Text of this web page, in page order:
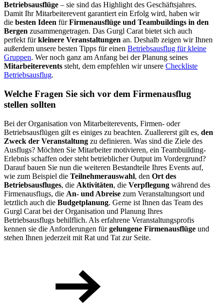
Betriebsausflüge – sie sind das Highlight des Geschäftsjahres.
Damit Ihr Mitarbeiterevent garantiert ein Erfolg wird, haben wir
die besten Ideen fürFirmenausflüge und Teambuildings in den
Bergen zusammengetragen. Das Gurgl Carat bietet sich auch
perfekt fürkleinere Veranstaltungen an. Deshalb zeigen wir Ihnen
außerdem unsere besten Tipps für einen Betriebsausflug für kleine
Gruppen. Wer noch ganz am Anfang bei der Planung seines
Mitarbeiterevents steht, dem empfehlen wir unsere Checkliste
Betriebsausflug.
Welche Fragen Sie sich vor dem Firmenausflug
stellen sollten
Bei der Organisation von Mitarbeiterevents, Firmen- oder
Betriebsausflügen gilt es einiges zu beachten. Zuallererst gilt es, den
Zweck der Veranstaltung zu definieren. Was sind die Ziele des
Ausflugs? Möchten Sie Mitarbeiter motivieren, ein Teambuilding-
Erlebnis schaffen oder steht betrieblicher Output im Vordergrund?
Darauf bauen Sie nun die weiteren Bestandteile Ihres Events auf,
wie zum Beispiel die Teilnehmerauswahl, den Ort des
Betriebsausfluges, die Aktivitäten, die Verpflegung während des
Firmenausflugs, die An- und Abreise zum Veranstaltungsort und
letztlich auch die Budgetplanung. Gerne ist Ihnen das Team des
Gurgl Carat bei der Organisation und Planung Ihres
Betriebsausflugs behilflich. Als erfahrene Veranstaltungsprofis
kennen sie die Anforderungen fürgelungene Firmenausflüge und
stehen Ihnen jederzeit mit Rat und Tat zur Seite.